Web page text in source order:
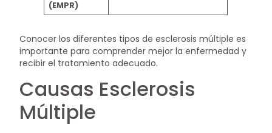
(EMPR)
Conocer los diferentes tipos de esclerosis múltiple es
importante para comprender mejor la enfermedad y
recibir el tratamiento adecuado.
Causas Esclerosis
Múltiple